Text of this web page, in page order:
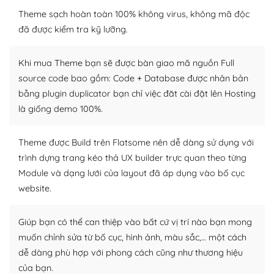
WordPress là nơi lưu trữ cho một diễn đàn cộng đồng
Nếu bạn gặp khó khăn, bạn có thể lên mạng và tìm
kiếm những cộng đồng WordPress, họ sẽ giúp bạn trả
lời, giải đáp vấn đề của bạn.
Cộng đồng sử dụng WordPress sẵn sàng hỗ trợ bạn
– Đa dạng plugin và themes
Plugin mở rộng là thành phần cài đặt thêm vào
nhiều plugin trả phí hoặc miễn phí.
Nhờ lượng người dùng đông đảo, thư viện themes và
plugin của WordPress rất phong phú. Bạn có thể thỏa
thích chọn lựa plugin và themes phù hợp cho mục đích
Theme sạch hoàn toàn 100% không virus, không mã độc
đã được kiểm tra kỹ lưỡng.
Khi mua Theme bạn sẽ được bàn giao mã nguồn Full
source code bao gồm: Code + Database được nhân bản
bằng plugin duplicator bạn chỉ việc đăt cài đặt lên Hosting
là giống demo 100%.
Theme được Build trên Flatsome nên dễ dàng sử dụng với
trình dựng trang kéo thả UX builder trực quan theo từng
Module và dạng lưới của layout đã áp dụng vào bố cục
website.
Giúp bạn có thể can thiệp vào bất cứ vị trí nào bạn mong
muốn chỉnh sửa từ bố cục, hình ảnh, màu sắc,… một cách
dễ dàng phù hợp với phong cách cũng như thương hiệu
của bạn.